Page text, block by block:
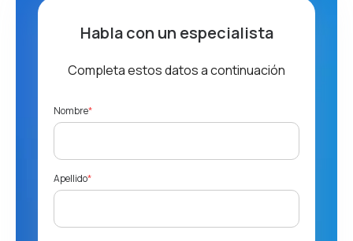
Habla con un especialista
Completa estos datos a continuación
Nombre*
Apellido*